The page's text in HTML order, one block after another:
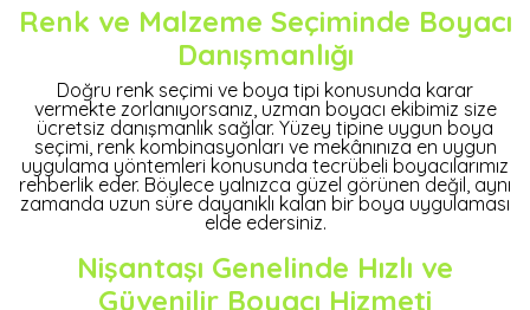
Renk ve Malzeme Seçiminde Boyacı
Danışmanlığı
Doğru renk seçimi ve boya tipi konusunda karar
vermekte zorlanıyorsanız, uzman boyacı ekibimiz size
ücretsiz danışmanlık sağlar. Yüzey tipine uygun boya
seçimi, renk kombinasyonları ve mekânınıza en uygun
uygulama yöntemleri konusunda tecrübeli boyacılarımız
rehberlik eder. Böylece yalnızca güzel görünen değil, aynı
zamanda uzun süre dayanıklı kalan bir boya uygulaması
elde edersiniz.
Nişantaşı Genelinde Hızlı ve
Güvenilir Boyacı Hizmeti